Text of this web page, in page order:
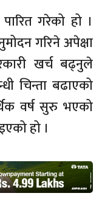
गरेको हो ।
गरिने अपेक्षा
खर्च बढ्नुले
चिन्ता बढाएको
वर्ष सुरु भएको
हो ।